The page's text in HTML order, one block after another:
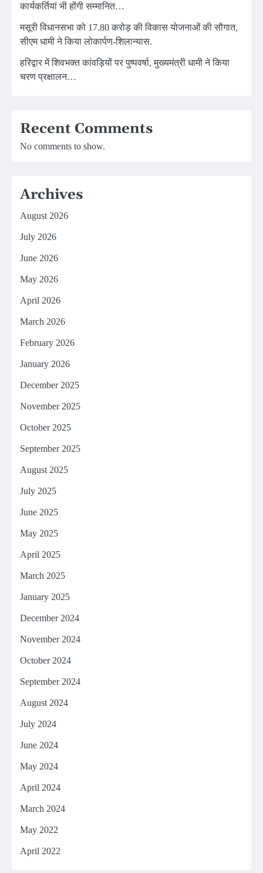
कार्यकर्तियां भी होंगी सम्मानित…
मसूरी विधानसभा को 17.80 करोड़ की विकास योजनाओं की सौगात,
सीएम धामी ने किया लोकार्पण-शिलान्यास.
हरिद्वार में शिवभक्त कांवड़ियों पर पुष्पवर्षा, मुख्यमंत्री धामी ने किया
चरण प्रक्षालन…
Recent Comments
No comments to show.
Archives
August 2026
July 2026
June 2026
May 2026
April 2026
March 2026
February 2026
January 2026
December 2025
November 2025
October 2025
September 2025
August 2025
July 2025
June 2025
May 2025
April 2025
March 2025
January 2025
December 2024
November 2024
October 2024
September 2024
August 2024
July 2024
June 2024
May 2024
April 2024
March 2024
May 2022
April 2022